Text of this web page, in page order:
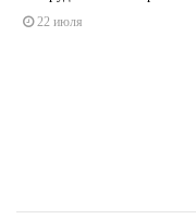
22 июля